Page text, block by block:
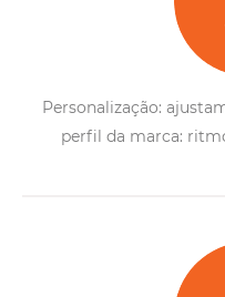
Personalização:
perfil da marca: